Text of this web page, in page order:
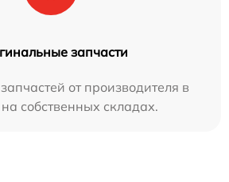
запчасти
от производителя в
собственных складах.